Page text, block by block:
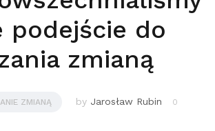
podejście do
zmianą
ZMIANĄ by Jarosław Rubin
0